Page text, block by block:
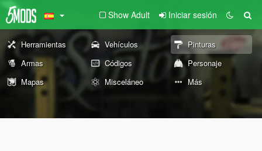
Show Adult Iniciar sesión
Herramientas Vehículos
Pinturas
Armas
Códigos
Personaje
Mapas
Misceláneo Más